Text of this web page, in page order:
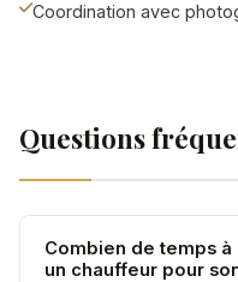
Coordination avec
Questions
Combien de temps
un chauffeur pour